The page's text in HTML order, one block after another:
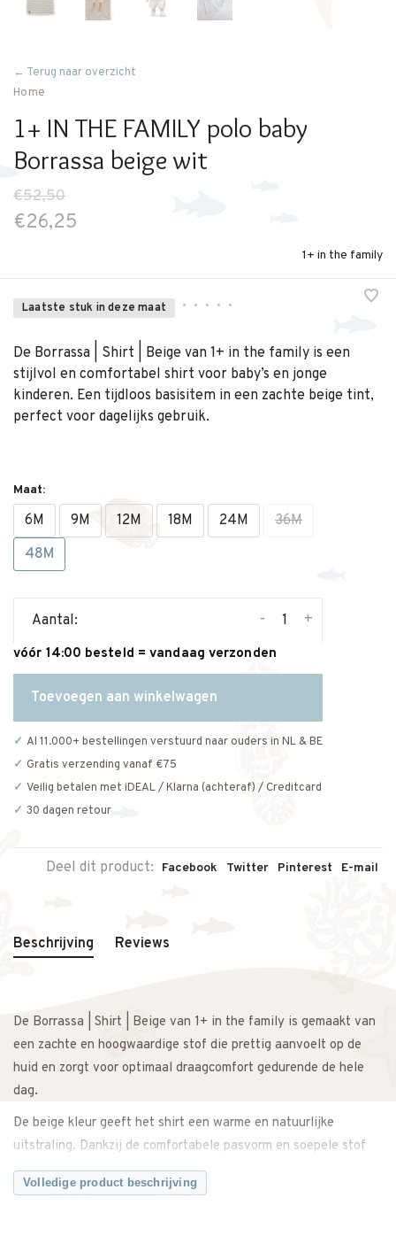
← Terug naar overzicht
Home
1+ IN THE FAMILY polo baby
Borrassa beige wit
€52,50
€26,25
1+ in the family
Laatste stuk in deze maat • • • • •
De Borrassa | Shirt | Beige van 1+ in the family is een
stijlvol en comfortabel shirt voor baby’s en jonge
kinderen. Een tijdloos basisitem in een zachte beige tint,
perfect voor dagelijks gebruik.
Maat:
6M 9M 12M 18M 24M
36M
48M
Aantal: +
-
vóór 14:00 besteld = vandaag verzonden
Toevoegen aan winkelwagen
Al 11.000+ bestellingen verstuurd naar ouders in NL & BE
Gratis verzending vanaf €75
Veilig betalen met iDEAL / Klarna (achteraf) / Creditcard
30 dagen retour
Deel dit product: Facebook Twitter Pinterest E-mail
Beschrijving Reviews
De Borrassa | Shirt | Beige van 1+ in the family is gemaakt van
een zachte en hoogwaardige stof die prettig aanvoelt op de
huid en zorgt voor optimaal draagcomfort gedurende de hele
dag.
De beige kleur geeft het shirt een warme en natuurlijke
uitstraling. Dankzij de comfortabele pasvorm en soepele stof
heeft je kindje voldoende bewegingsvrijheid tijdens spelen,
kruipen of wandelen. Ideaal om los te dragen of te combineren
Volledige product beschrijving